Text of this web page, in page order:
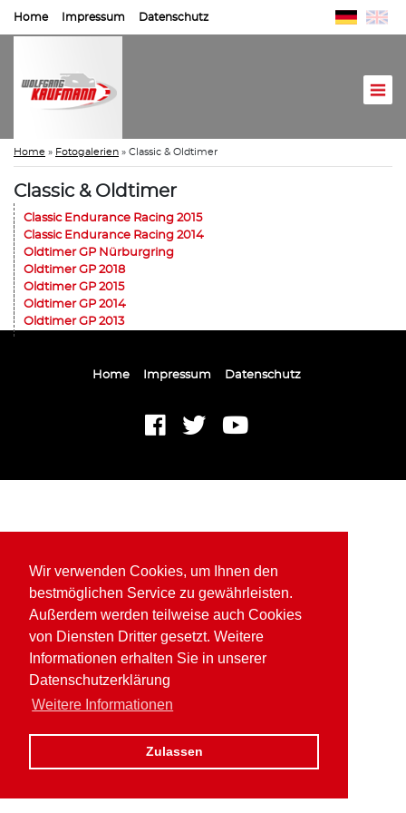
Wir verwenden Cookies, um Ihnen den
bestmöglichen Service zu gewährleisten.
Außerdem werden teilweise auch Cookies
von Diensten Dritter gesetzt. Weitere
Informationen erhalten Sie in unserer
Datenschutzerklärung
Weitere Informationen
Zulassen
Home Impressum Datenschutz
Home » Fotogalerien » Classic & Oldtimer
Classic & Oldtimer
Classic Endurance Racing 2015
Classic Endurance Racing 2014
Oldtimer GP Nürburgring
Oldtimer GP 2018
Oldtimer GP 2015
Oldtimer GP 2014
Oldtimer GP 2013
Home Impressum Datenschutz